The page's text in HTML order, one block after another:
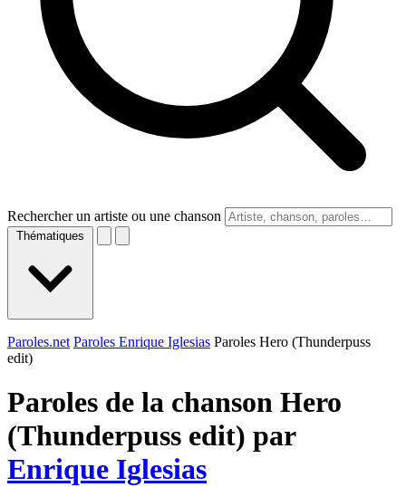
Rechercher un artiste ou une chanson
Thématiques
Paroles.net Paroles Enrique Iglesias Paroles Hero (Thunderpuss
edit)
Paroles de la chanson Hero
(Thunderpuss edit) par
Enrique Iglesias